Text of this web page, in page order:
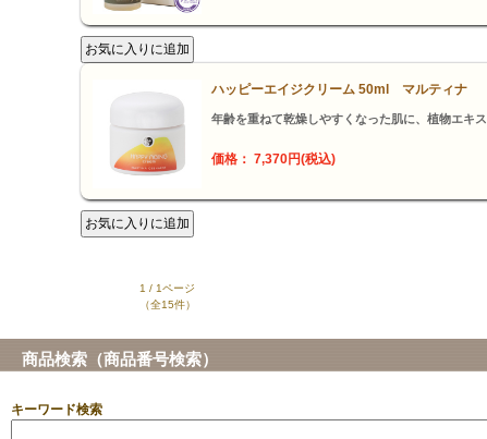
ハッピーエイジクリーム 50ml マルティナ
年齢を重ねて乾燥しやすくなった肌に、植物エキ
価格： 7,370円(税込)
1 / 1ページ
（全15件）
商品検索（商品番号検索）
キーワード検索